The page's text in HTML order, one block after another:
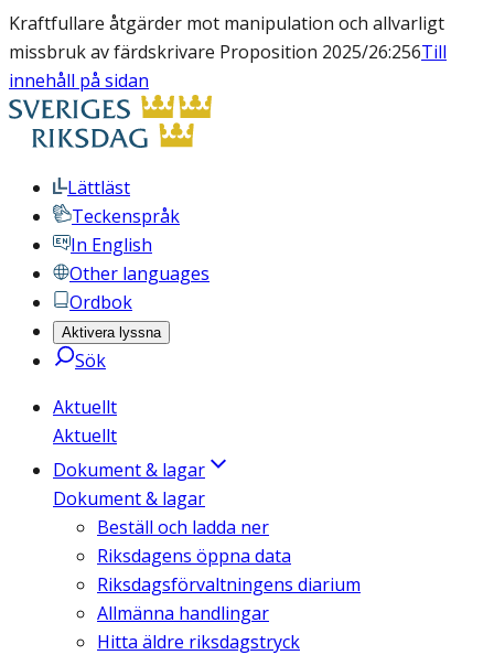
Kraftfullare åtgärder mot manipulation och allvarligt
missbruk av färdskrivare Proposition 2025/26:256Till
innehåll på sidan
Lättläst
Teckenspråk
In English
Other languages
Ordbok
Aktivera lyssna
Sök
Aktuellt
Aktuellt
Dokument & lagar
Dokument & lagar
Beställ och ladda ner
Riksdagens öppna data
Riksdagsförvaltningens diarium
Allmänna handlingar
Hitta äldre riksdagstryck